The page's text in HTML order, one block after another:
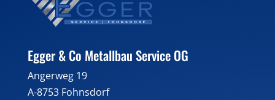
Egger & Co Metallbau Service OG
Angerweg 19
A-8753 Fohnsdorf